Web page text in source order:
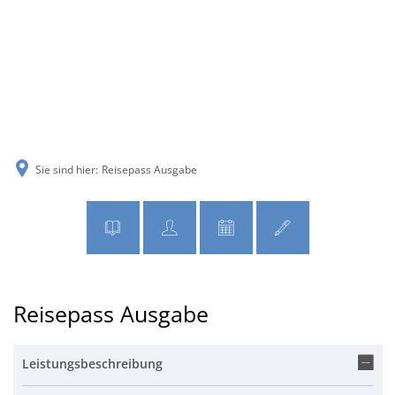
Sie sind hier: Reisepass Ausgabe
Reisepass Ausgabe
Leistungsbeschreibung